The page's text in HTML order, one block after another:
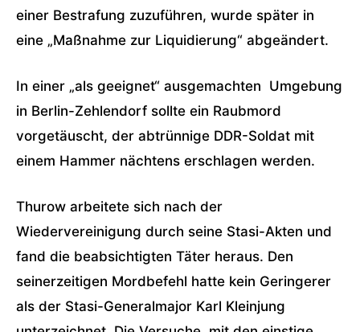
einer Bestrafung zuzuführen, wurde später in
eine „Maßnahme zur Liquidierung“ abgeändert.
In einer „als geeignet“ ausgemachten Umgebung
in Berlin-Zehlendorf sollte ein Raubmord
vorgetäuscht, der abtrünnige DDR-Soldat mit
einem Hammer nächtens erschlagen werden.
Thurow arbeitete sich nach der
Wiedervereinigung durch seine Stasi-Akten und
fand die beabsichtigten Täter heraus. Den
seinerzeitigen Mordbefehl hatte kein Geringerer
als der Stasi-Generalmajor Karl Kleinjung